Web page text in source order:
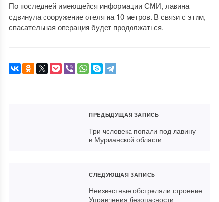
По последней имеющейся информации СМИ, лавина
сдвинула сооружение отеля на 10 метров. В связи с этим,
спасательная операция будет продолжаться.
ПРЕДЫДУЩАЯ ЗАПИСЬ
Три человека попали под лавину
в Мурманской области
СЛЕДУЮЩАЯ ЗАПИСЬ
Неизвестные обстреляли строение
Управления безопасности